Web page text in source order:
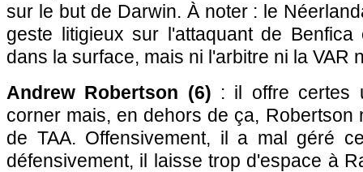
sur le but de Darwin. À noter : le
geste litigieux sur l'attaquant de
dans la surface, mais ni l'arbitre ni la VAR
Andrew Robertson (6) : il offre certes
corner mais, en dehors de ça, Robertson
de TAA. Offensivement, il a mal géré
défensivement, il laisse trop d'espace à